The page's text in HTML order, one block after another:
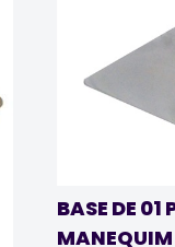
BASE DE
MANEQUIM